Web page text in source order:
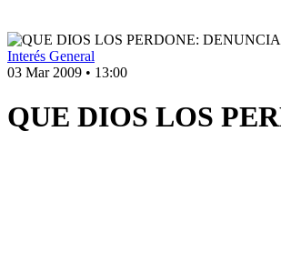
Interés General
03 Mar 2009 • 13:00
QUE DIOS LOS